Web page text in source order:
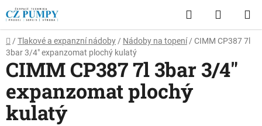
Přejít
na
obsah
Hledat
KOŠÍK
Domů
/ Tlakové a expanzní nádoby / Nádoby na topení / CIMM CP387 7l
3bar 3/4" expanzomat plochý kulatý
CIMM CP387 7l 3bar 3/4"
expanzomat plochý
kulatý